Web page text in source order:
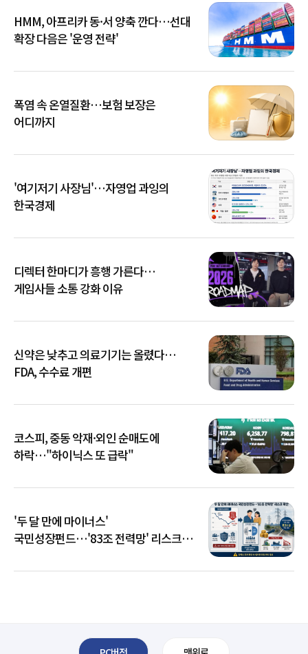
HMM, 아프리카 동·서 양축 깐다…선대
확장 다음은 '운영 전략'
폭염 속 온열질환…보험 보장은
어디까지
'여기저기 사장님'…자영업 과잉의
한국경제
디렉터 한마디가 흥행 가른다…
게임사들 소통 강화 이유
신약은 낮추고 의료기기는 올렸다…
FDA, 수수료 개편
코스피, 중동 악재·외인 순매도에
하락…"하이닉스 또 급락"
'두 달 만에 마이너스'
국민성장펀드…'83조 전력망' 리스크